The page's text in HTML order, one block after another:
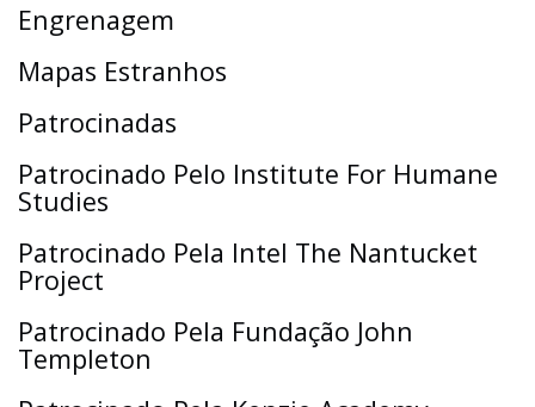
Engrenagem
Mapas Estranhos
Patrocinadas
Patrocinado Pelo Institute For Humane
Studies
Patrocinado Pela Intel The Nantucket
Project
Patrocinado Pela Fundação John
Templeton